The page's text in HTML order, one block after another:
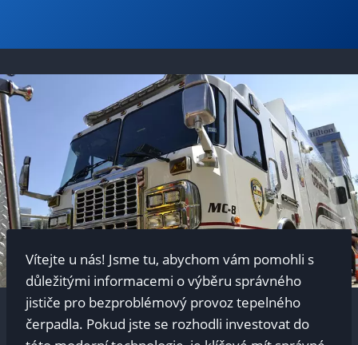
Vítejte u nás! Jsme ⁣tu, abychom vám⁣ pomohli ⁣s
důležitými informacemi o výběru správného
‌jističe ​pro ⁤bezproblémový provoz ⁣tepelného
čerpadla.⁣ Pokud jste se rozhodli investovat do